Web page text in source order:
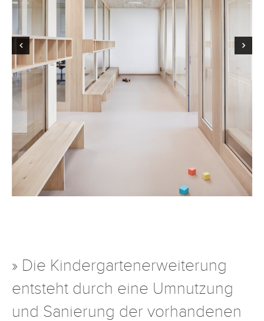
» Die Kindergartenerweiterung
entsteht durch eine Umnutzung
und Sanierung der vorhandenen